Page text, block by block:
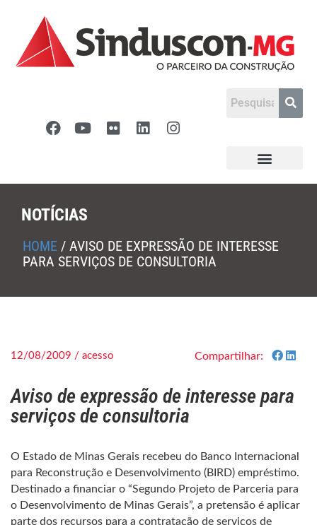
NOTÍCIAS
HOME / AVISO DE EXPRESSÃO DE INTERESSE
PARA SERVIÇOS DE CONSULTORIA
12/08/2009 / acesso Compartilhar:
Aviso de expressão de interesse para
serviços de consultoria
O Estado de Minas Gerais recebeu do Banco Internacional
para Reconstrução e Desenvolvimento (BIRD) empréstimo.
Destinado a financiar o “Segundo Projeto de Parceria para
o Desenvolvimento de Minas Gerais”, a pretensão é aplicar
parte dos recursos para a contratação de serviços de